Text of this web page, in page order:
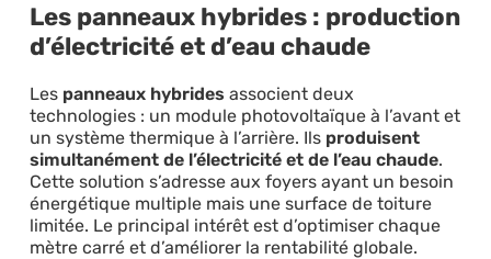
Les panneaux hybrides : production
d’électricité et d’eau chaude
Les panneaux hybrides associent deux
technologies : un module photovoltaïque à l’avant et
un système thermique à l’arrière. Ils produisent
simultanément de l’électricité et de l’eau chaude.
Cette solution s’adresse aux foyers ayant un besoin
énergétique multiple mais une surface de toiture
limitée. Le principal intérêt est d’optimiser chaque
mètre carré et d’améliorer la rentabilité globale.